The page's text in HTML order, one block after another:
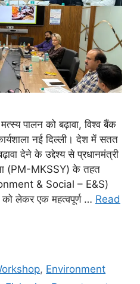
पालन को बढ़ावा, विश्व बैंक
नई दिल्ली। देश में सतत
देने के उद्देश्य से प्रधानमंत्री
(PM-MKSSY) के तहत
& Social – E&S)
को लेकर एक महत्वपूर्ण … Read
, Environment